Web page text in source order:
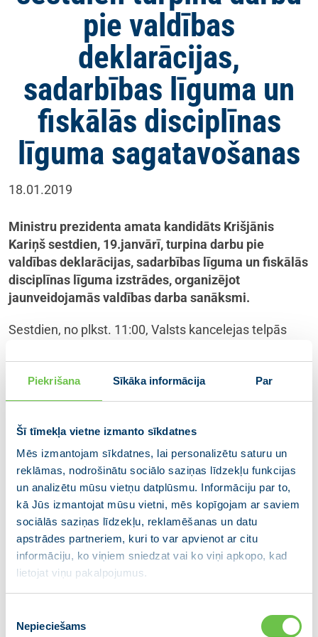
Piekrišana Sīkāka informācija Par
Šī tīmekļa vietne izmanto sīkdatnes
Mēs izmantojam sīkdatnes, lai personalizētu saturu un
reklāmas, nodrošinātu sociālo saziņas līdzekļu funkcijas
un analizētu mūsu vietņu datplūsmu. Informāciju par to,
kā Jūs izmantojat mūsu vietni, mēs kopīgojam ar saviem
sociālās saziņas līdzekļu, reklamēšanas un datu
apstrādes partneriem, kuri to var apvienot ar citu
informāciju, ko viņiem sniedzat vai ko viņi apkopo, kad
lietojat viņu pakalpojumus.
izvēle
Nepieciešams
pie valdības
deklarācijas,
sadarbības līguma un
fiskālās disciplīnas
līguma sagatavošanas
18.01.2019
Ministru prezidenta amata kandidāts Krišjānis
Kariņš sestdien, 19.janvārī, turpina darbu pie
valdības deklarācijas, sadarbības līguma un fiskālās
disciplīnas līguma izstrādes, organizējot
jaunveidojamās valdības darba sanāksmi.
Sestdien, no plkst. 11:00, Valsts kancelejas telpās
kandidāts Krišjānis Kariņš ar jaunveidojamās valdības
ministru amata kandidātiem, valdību veidojošo
Saeimas frakciju un partiju vadītājiem tiekas, lai
līguma un fiskālās disciplīnas līguma sagatavošanas.
Mediju ievērībai!
Ņemot vērā, ka darba sanāksme notiks sestdien,
žurnālistiem būs iespēja uzturēties tikai Valsts kancelejas
telpās 1.stāvā, kur pēc sanāksmes noslēguma, orientējoši
ap plkst. 13:00, notiks arī K. Kariņa un valdību veidojošu
partiju pārstāvju preses brīfings. Lai iekļūtu Ministru
plkst. 15:00, rakstot Ministru kabineta preses sekretārei